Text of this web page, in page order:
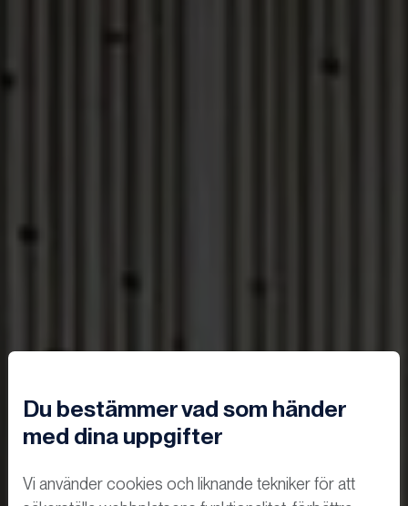
Du bestämmer vad som händer
med dina uppgifter
Vi använder cookies och liknande tekniker för att